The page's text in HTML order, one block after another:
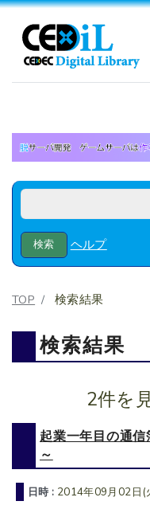
ヘルプ
TOP 検索結果
検索結果
2件を
起業一年目の通
～
日時 : 2014年09月02日(